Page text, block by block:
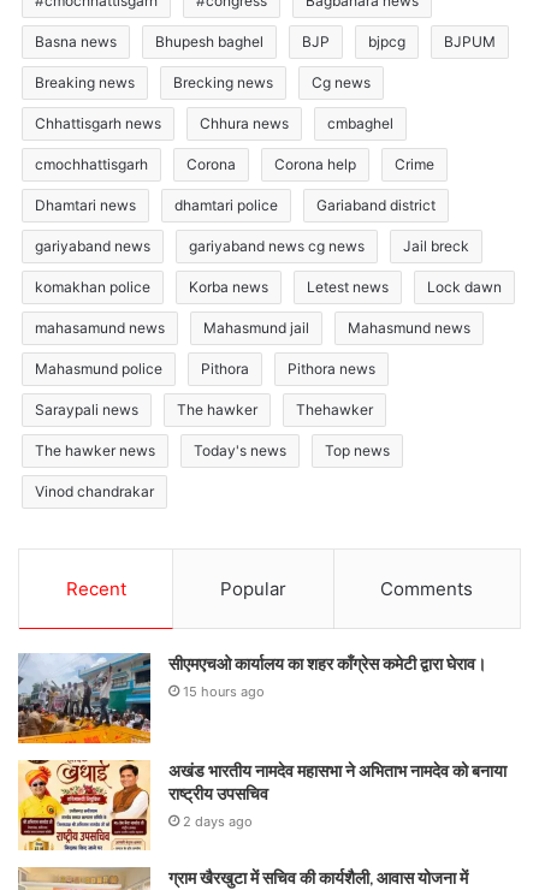
Basna news Bhupesh baghel BJP bjpcg BJPUM
Breaking news Brecking news Cg news
Chhattisgarh news Chhura news cmbaghel
cmochhattisgarh Corona Corona help Crime
Dhamtari news dhamtari police Gariaband district
gariyaband news gariyaband news cg news Jail breck
komakhan police Korba news Letest news Lock dawn
mahasamund news Mahasmund jail Mahasmund news
Mahasmund police Pithora Pithora news
Saraypali news The hawker Thehawker
The hawker news Today's news Top news
Vinod chandrakar
Recent Popular Comments
सीएमएचओ कार्यालय का शहर कॉंग्रेस कमेटी द्वारा घेराव।
15 hours ago
अखंड भारतीय नामदेव महासभा ने अभिताभ नामदेव को बनाया
राष्ट्रीय उपसचिव
2 days ago
ग्राम खैरखुटा में सचिव की कार्यशैली, आवास योजना में